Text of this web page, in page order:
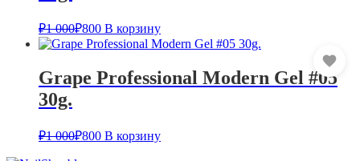
₽1 000₽800 В корзину
Grape Professional Modern Gel #05
30g.
₽1 000₽800 В корзину